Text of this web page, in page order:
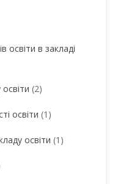
освіти в закладі
(2)
освіти (1)
освіти (1)